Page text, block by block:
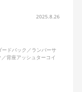
2025.8.26
ドバック／ランバーサ
背座アッシュターコイ